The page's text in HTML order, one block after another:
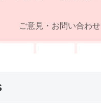
ご意見・お問い合わせ